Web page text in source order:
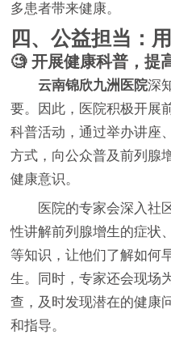
多患者带来健康。
四、公益担当：
🧐 开展健康科普，提
云南锦欣九洲医院深
要。因此，医院积极开展
科普活动，通过举办讲座
方式，向公众普及前列腺
健康意识。
医院的专家会深入社
性讲解前列腺增生的症状
等知识，让他们了解如何
生。同时，专家还会现场
查，及时发现潜在的健康
和指导。